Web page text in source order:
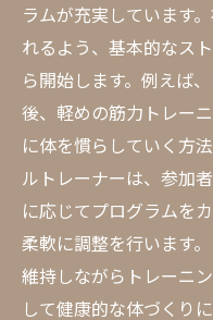
ラムが充実しています
れるよう、基本的なス
ら開始します。例えば
後、軽めの筋力トレー
に体を慣らしていく方
ルトレーナーは、参加
に応じてプログラムを
柔軟に調整を行います
維持しながらトレーニ
して健康的な体づくり